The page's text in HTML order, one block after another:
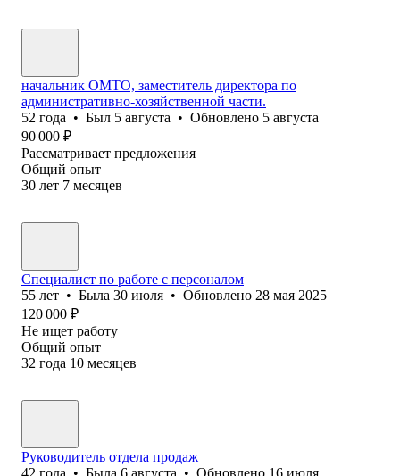
начальник ОМТО, заместитель директора по
административно-хозяйственной части.
52 года • Был 5 августа • Обновлено 5 августа
90 000 ₽
Рассматривает предложения
Общий опыт
30 лет 7 месяцев
Специалист по работе с персоналом
55 лет • Была 30 июля • Обновлено 28 мая 2025
120 000 ₽
Не ищет работу
Общий опыт
32 года 10 месяцев
Руководитель отдела продаж
42 года • Была 6 августа • Обновлено 16 июля